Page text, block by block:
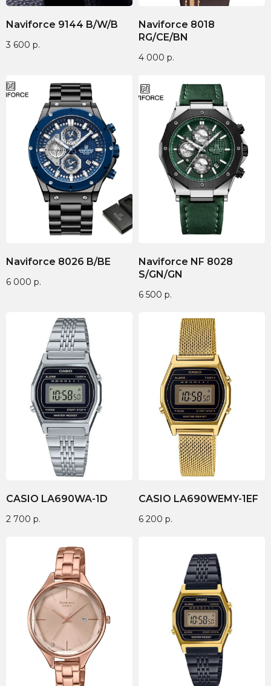
Naviforce 9144 B/W/B
3 600 р.
Naviforce 8018
RG/CE/BN
4 000 р.
Naviforce 8026 B/BE
6 000 р.
Naviforce NF 8028
S/GN/GN
6 500 р.
CASIO LA690WA-1D
2 700 р.
CASIO LA690WEMY-1EF
6 200 р.